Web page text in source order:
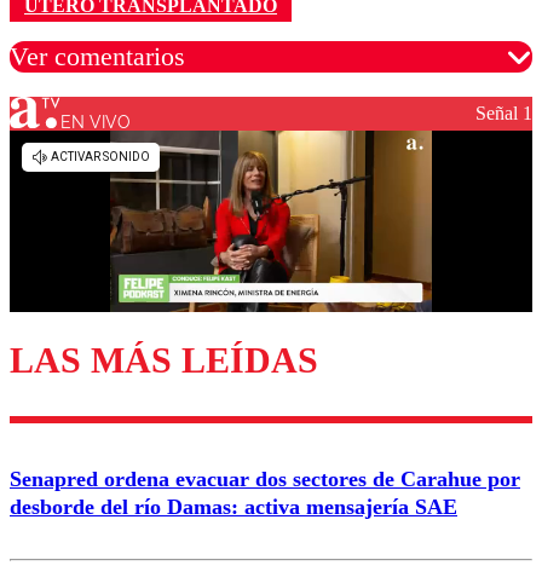
UTERO TRANSPLANTADO
Ver comentarios
Los comentarios son moderados para garantizar un
diálogo respetuoso.
Enviar comentario
EN VIVO Señal 1
LAS MÁS LEÍDAS
Senapred ordena evacuar dos sectores de Carahue por
desborde del río Damas: activa mensajería SAE